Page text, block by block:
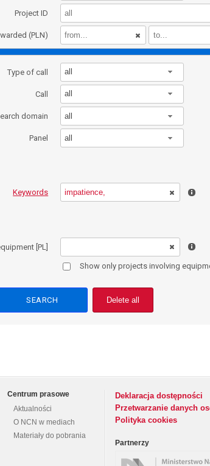
Project ID
(PLN)
Type of call all
Call all
domain all
Panel all
Keywords
[PL]
Show only projects involving
Delete all
Centrum prasowe
Aktualności
O NCN w mediach
Materiały do pobrania
Deklaracja dostępności
Przetwarzanie danych
Polityka cookies
Partnerzy